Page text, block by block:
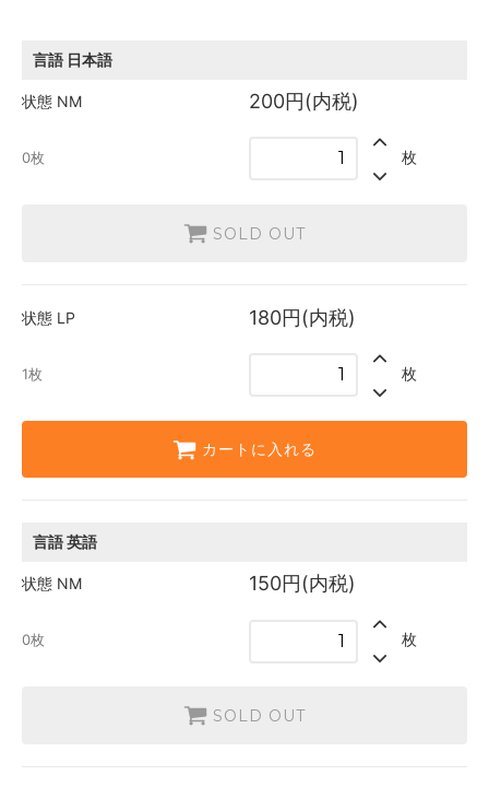
英語
150円(内税)
言語 日本語
状態 NM 200円(内税)
0枚 枚
SOLD OUT
状態 LP 180円(内税)
1枚 枚
カートに入れる
言語英語
状態 NM 150円(内税)
0枚 枚
SOLD OUT